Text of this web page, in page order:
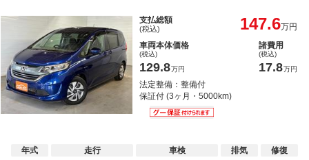
支払総額
(税込) 147.6万円
車両本体価格
(税込)
129.8万円
諸費用
(税込)
17.8万円
法定整備：整備付
保証付 (3ヶ月・5000km)
年式 走行 車検 排気 修復